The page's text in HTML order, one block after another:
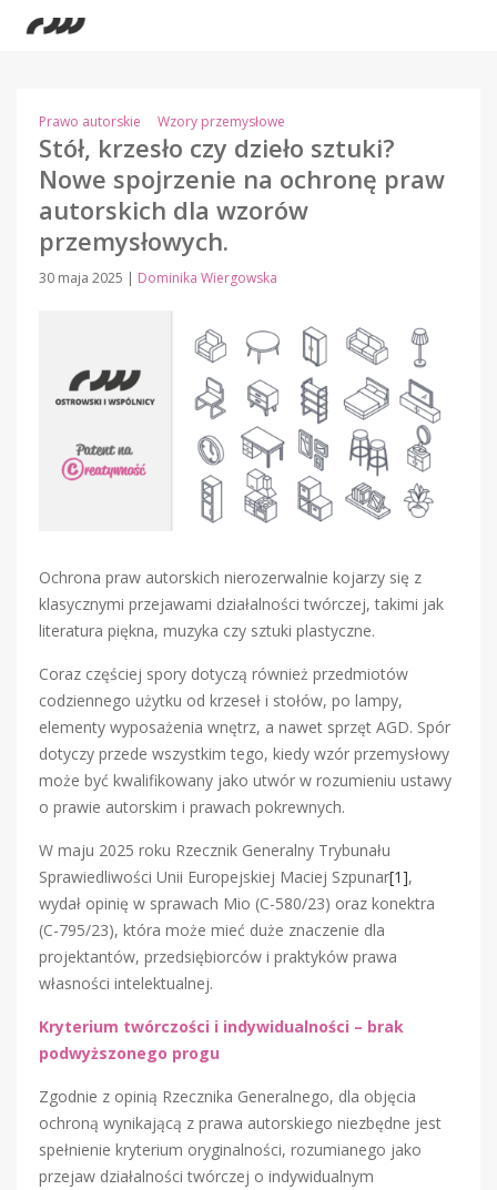
Prawo autorskie Wzory przemysłowe
Stół, krzesło czy dzieło sztuki?
Nowe spojrzenie na ochronę praw
autorskich dla wzorów
przemysłowych.
30 maja 2025 | Dominika Wiergowska
Ochrona praw autorskich nierozerwalnie kojarzy się z
klasycznymi przejawami działalności twórczej, takimi jak
literatura piękna, muzyka czy sztuki plastyczne.
Coraz częściej spory dotyczą również przedmiotów
codziennego użytku od krzeseł i stołów, po lampy,
elementy wyposażenia wnętrz, a nawet sprzęt AGD. Spór
dotyczy przede wszystkim tego, kiedy wzór przemysłowy
może być kwalifikowany jako utwór w rozumieniu ustawy
o prawie autorskim i prawach pokrewnych.
W maju 2025 roku Rzecznik Generalny Trybunału
Sprawiedliwości Unii Europejskiej Maciej Szpunar[1],
wydał opinię w sprawach Mio (C-580/23) oraz konektra
(C-795/23), która może mieć duże znaczenie dla
projektantów, przedsiębiorców i praktyków prawa
własności intelektualnej.
Kryterium twórczości i indywidualności – brak
podwyższonego progu
Zgodnie z opinią Rzecznika Generalnego, dla objęcia
ochroną wynikającą z prawa autorskiego niezbędne jest
spełnienie kryterium oryginalności, rozumianego jako
przejaw działalności twórczej o indywidualnym